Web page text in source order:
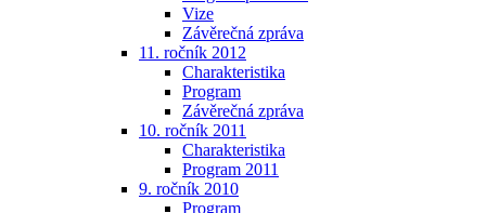
Vize
Závěrečná zpráva
11. ročník 2012
Charakteristika
Program
Závěrečná zpráva
10. ročník 2011
Charakteristika
Program 2011
9. ročník 2010
Program